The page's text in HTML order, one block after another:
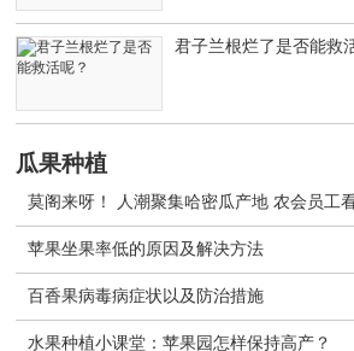
君子兰根烂了是否能救
瓜果种植
莫阁来呀！ 人潮聚集哈密瓜产地 农会员工
苹果坐果率低的原因及解决方法
百香果病毒病症状以及防治措施
水果种植小课堂：苹果园怎样保持高产？